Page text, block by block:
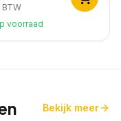
BTW
voorraad
Bekijk meer